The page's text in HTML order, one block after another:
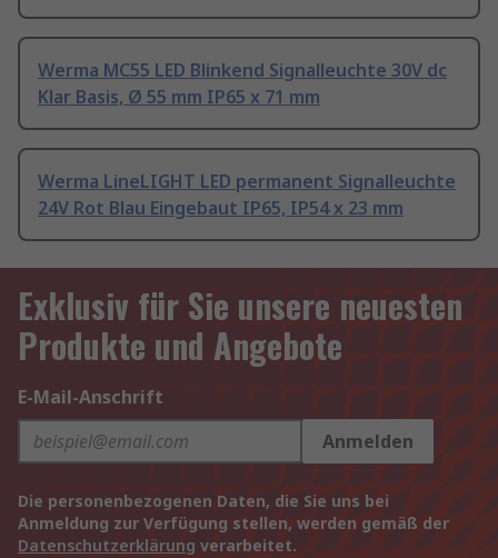
Werma MC55 LED Blinkend Signalleuchte 30V dc
Klar Basis, Ø 55 mm IP65 x 71 mm
Werma LineLIGHT LED permanent Signalleuchte
24V Rot Blau Eingebaut IP65, IP54 x 23 mm
Exklusiv für Sie unsere neuesten
Produkte und Angebote
E-Mail-Anschrift
Anmelden
Die personenbezogenen Daten, die Sie uns bei
Anmeldung zur Verfügung stellen, werden gemäß der
Datenschutzerklärung verarbeitet.